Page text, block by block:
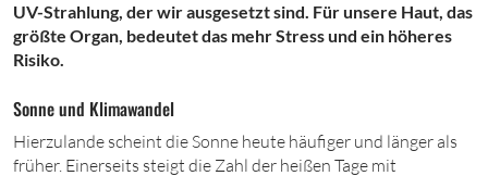
UV-Strahlung, der wir ausgesetzt sind. Für unsere Haut, das
größte Organ, bedeutet das mehr Stress und ein höheres
Risiko.
Sonne und Klimawandel
Hierzulande scheint die Sonne heute häufiger und länger als
früher. Einerseits steigt die Zahl der heißen Tage mit